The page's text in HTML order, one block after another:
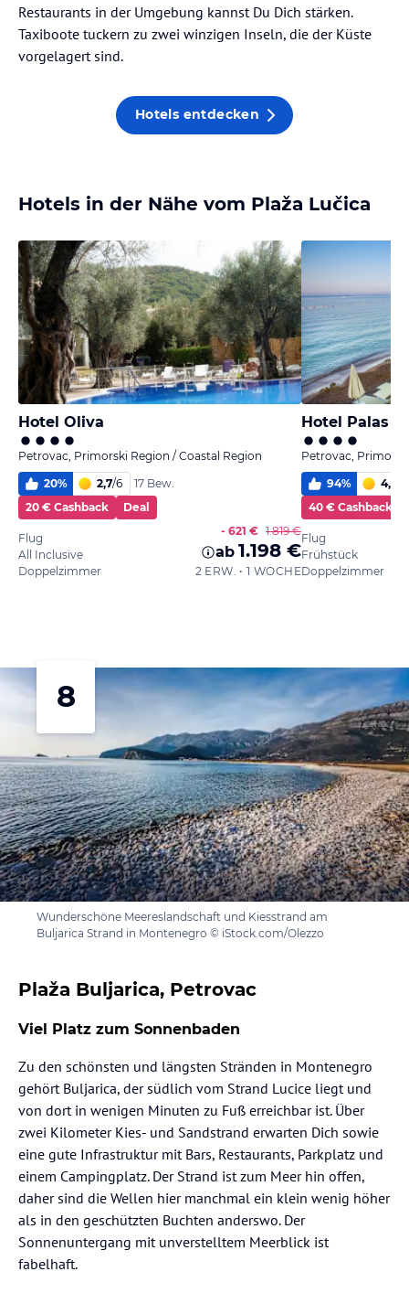
Restaurants in der Umgebung kannst Du Dich stärken.
Taxiboote tuckern zu zwei winzigen Inseln, die der Küste
vorgelagert sind.
Hotels entdecken
Hotels in der Nähe vom Plaža Lučica
Hotel Oliva
Petrovac, Primorski Region / Coastal Region
20% 2,7/6
17 Bew.
20 € Cashback
Deal
Flug
All Inclusive
Doppelzimmer
- 621 € 1.819 €
ab 1.198 €
2 ERW. • 1 WOCHE
Hotel Palas
Petrovac,
94% 4,0
40 € Cashback
Flug
Frühstück
Doppelzimmer
8
Wunderschöne Meereslandschaft und Kiesstrand am
Buljarica Strand in Montenegro © iStock.com/Olezzo
Plaža Buljarica, Petrovac
Viel Platz zum Sonnenbaden
Zu den schönsten und längsten Stränden in Montenegro
gehört Buljarica, der südlich vom Strand Lucice liegt und
von dort in wenigen Minuten zu Fuß erreichbar ist. Über
zwei Kilometer Kies- und Sandstrand erwarten Dich sowie
eine gute Infrastruktur mit Bars, Restaurants, Parkplatz und
einem Campingplatz. Der Strand ist zum Meer hin offen,
daher sind die Wellen hier manchmal ein klein wenig höher
als in den geschützten Buchten anderswo. Der
Sonnenuntergang mit unverstelltem Meerblick ist
fabelhaft.